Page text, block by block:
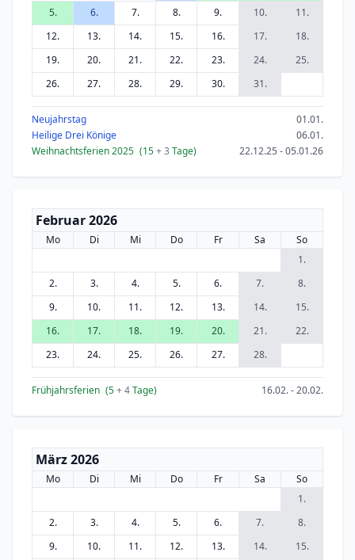
5.
6. 7. 8. 9. 10.
11.
12.
13. 14. 15. 16. 17.
18.
19.
20. 21. 22. 23. 24.
25.
26.
27. 28. 29. 30. 31.
Neujahrstag
01.01.
Heilige Drei Könige
06.01.
Weihnachtsferien 2025 (15+ 3 Tage) 22.12.25 - 05.01.26
Februar 2026
Mo Di Mi Do Fr Sa
So
1.
2.
3. 4. 5. 6. 7.
8.
9.
10. 11. 12. 13. 14.
15.
16.
17. 18. 19. 20. 21.
22.
23.
24. 25. 26. 27. 28.
Frühjahrsferien (5+ 4Tage) 16.02. - 20.02.
März 2026
Mo Di Mi Do Fr Sa
So
1.
2.
3. 4. 5. 6. 7.
8.
9.
10. 11. 12. 13. 14.
15.